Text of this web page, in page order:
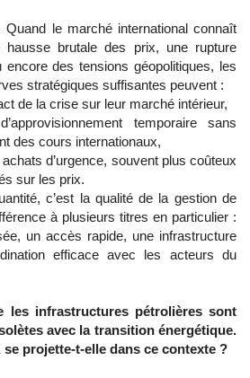
Quand le marché international connaît
brutale des prix, une rupture
encore des tensions géopolitiques, les
stratégiques suffisantes peuvent :
de la crise sur leur marché intérieur,
temporaire sans
des cours internationaux,
d’urgence, souvent plus coûteux
sur les prix.
c’est la qualité de la gestion de
à plusieurs titres en particulier :
un accès rapide, une infrastructure
efficace avec les acteurs du
les infrastructures pétrolières sont
avec la transition énergétique.
se projette-t-elle dans ce contexte ?